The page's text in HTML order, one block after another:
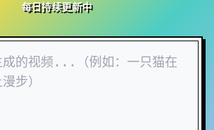
每日持续更新中